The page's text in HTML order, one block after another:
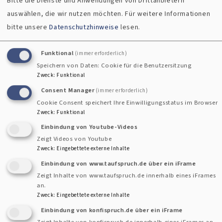
auswählen, die wir nutzen möchten.Für weitere Informationen
bitte unsereDatenschutzhinweise lesen.
Funktional (immer erforderlich)
Speichern von Daten: Cookie für die Benutzersitzung
Zweck: Funktional
Consent Manager (immer erforderlich)
Cookie Consent speichert Ihre Einwilligungsstatus im Browser
Zweck: Funktional
Einbindung von Youtube-Videos
Zeigt Videos von Youtube
Zweck: Eingebettete externe Inhalte
Einbindung von www.taufspruch.de über ein iFrame
Zeigt Inhalte von www.taufspruch.de innerhalb eines iFrames
an.
Zweck: Eingebettete externe Inhalte
Einbindung von konfispruch.de über ein iFrame